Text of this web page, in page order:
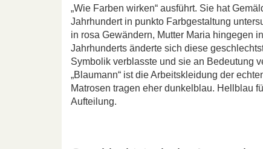
„Wie Farben wirken“ ausführt. Sie hat
Jahrhundert in punkto Farbgestaltung
in rosa Gewändern, Mutter Maria hingegen
Jahrhunderts änderte sich diese
Symbolik verblasste und sie an Bedeutung
„Blaumann“ ist die Arbeitskleidung der
Matrosen tragen eher dunkelblau. Hellblau
Aufteilung.